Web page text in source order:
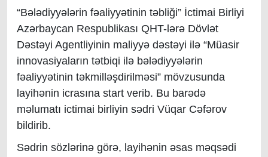
“Bələdiyyələrin fəaliyyətinin təbliği” İctimai Birliyi
Azərbaycan Respublikası QHT-lərə Dövlət
Dəstəyi Agentliyinin maliyyə dəstəyi ilə “Müasir
innovasiyaların tətbiqi ilə bələdiyyələrin
fəaliyyətinin təkmilləşdirilməsi” mövzusunda
layihənin icrasına start verib. Bu barədə
məlumatı ictimai birliyin sədri Vüqar Cəfərov
bildirib.
Sədrin sözlərinə görə, layihənin əsas məqsədi